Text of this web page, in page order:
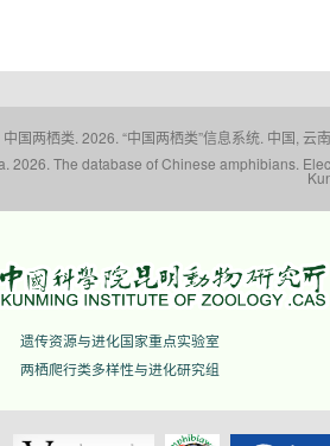
中国两栖类. 2026. “中国两栖类”信息系统. 中国,
2026. The database of Chinese amphibians.
遗传资源与进化国家重点实验室
两栖爬行类多样性与进化研究组